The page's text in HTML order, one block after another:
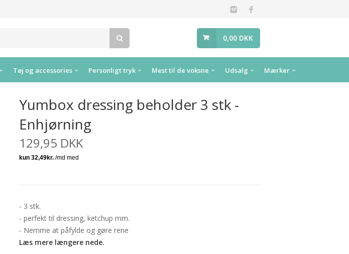
0,00 DKK
Tøj og accessories Personligt tryk Mest til de voksne Udsalg Mærker
Yumbox dressing beholder 3 stk -
Enhjørning
129,95 DKK
- 3 stk.
- perfekt til dressing, ketchup mm.
- Nemme at påfylde og gøre rene
Læs mere længere nede.